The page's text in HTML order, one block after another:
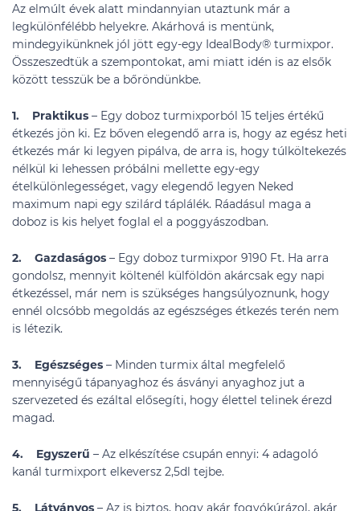
Az elmúlt évek alatt mindannyian utaztunk már a
legkülönfélébb helyekre. Akárhová is mentünk,
mindegyikünknek jól jött egy-egy IdealBody® turmixpor.
Összeszedtük a szempontokat, ami miatt idén is az elsők
között tesszük be a bőröndünkbe.
1. Praktikus – Egy doboz turmixporból 15 teljes értékű
étkezés jön ki. Ez bőven elegendő arra is, hogy az egész heti
étkezés már ki legyen pipálva, de arra is, hogy túlköltekezés
nélkül ki lehessen próbálni mellette egy-egy
ételkülönlegességet, vagy elegendő legyen Neked
maximum napi egy szilárd táplálék. Ráadásul maga a
doboz is kis helyet foglal el a poggyászodban.
2. Gazdaságos – Egy doboz turmixpor 9190 Ft. Ha arra
gondolsz, mennyit költenél külföldön akárcsak egy napi
étkezéssel, már nem is szükséges hangsúlyoznunk, hogy
ennél olcsóbb megoldás az egészséges étkezés terén nem
is létezik.
3. Egészséges – Minden turmix által megfelelő
mennyiségű tápanyaghoz és ásványi anyaghoz jut a
szervezeted és ezáltal elősegíti, hogy élettel telinek érezd
magad.
4. Egyszerű – Az elkészítése csupán ennyi: 4 adagoló
kanál turmixport elkeversz 2,5dl tejbe.
5. Látványos – Az is biztos, hogy akár fogyókúrázol, akár